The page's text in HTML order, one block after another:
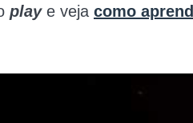
playe veja como